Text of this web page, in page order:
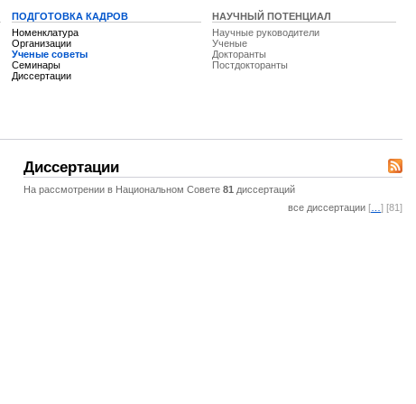
ПОДГОТОВКА КАДРОВ
Номенклатура
Организации
Ученые советы
Семинары
Диссертации
НАУЧНЫЙ ПОТЕНЦИАЛ
Научные руководители
Ученые
Докторанты
Постдокторанты
Диссертации
На рассмотрении в Национальном Совете 81 диссертаций
все диссертации [ ] [81]